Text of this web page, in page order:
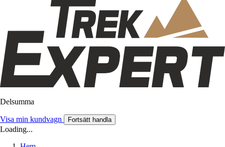
Delsumma
Visa min kundvagn Fortsätt handla
Loading...